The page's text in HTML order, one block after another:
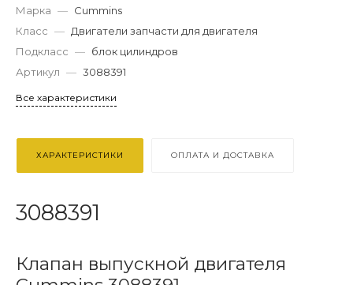
Марка — Cummins
Класс — Двигатели запчасти для двигателя
Подкласс — блок цилиндров
Артикул — 3088391
Все характеристики
ХАРАКТЕРИСТИКИ ОПЛАТА И ДОСТАВКА
3088391
Клапан выпускной двигателя